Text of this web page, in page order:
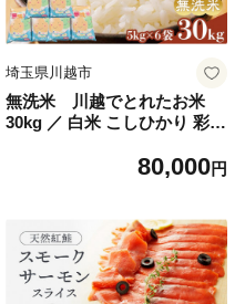
埼玉県川越市
無洗米 川越でとれたお米
30kg ／ 白米 こしひかり 彩の
ブレンド米 埼玉県80,000円